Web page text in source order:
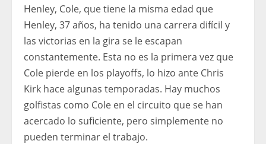
Henley, Cole, que tiene la misma edad que
Henley, 37 años, ha tenido una carrera difícil y
las victorias en la gira se le escapan
constantemente. Esta no es la primera vez que
Cole pierde en los playoffs, lo hizo ante Chris
Kirk hace algunas temporadas. Hay muchos
golfistas como Cole en el circuito que se han
acercado lo suficiente, pero simplemente no
pueden terminar el trabajo.